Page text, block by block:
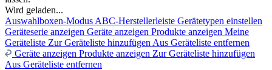
Wird geladen...
Auswahlboxen-Modus ABC-Herstellerleiste Gerätetypen einstellen
Geräteserie anzeigen Geräte anzeigen Produkte anzeigen Meine
Geräteliste Zur Geräteliste hinzufügen Aus Geräteliste entfernen
Geräte anzeigen Produkte anzeigen Zur Geräteliste hinzufügen
Aus Geräteliste entfernen